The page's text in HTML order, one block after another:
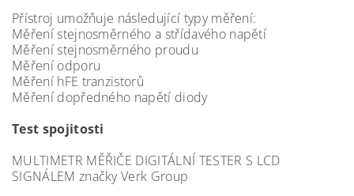
Přístroj umožňuje následující typy měření:
Měření stejnosměrného a střídavého napětí
Měření stejnosměrného proudu
Měření odporu
Měření hFE tranzistorů
Měření dopředného napětí diody
Test spojitosti
MULTIMETR MĚŘIČE DIGITÁLNÍ TESTER S LCD
SIGNÁLEM značky Verk Group